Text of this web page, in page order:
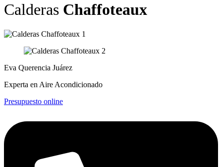
Calderas Chaffoteaux
Eva Querencia Juárez
Experta en Aire Acondicionado
Presupuesto online